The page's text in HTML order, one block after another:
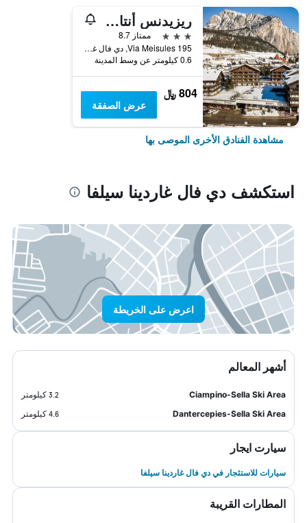
ريزيدنس أنتاريس
3 نجوم
ممتاز 8.7
Via Meisules 195, دي فال غاردينا سيلفا, ألتو أديجي, إيطاليا
0.6 كيلومتر عن وسط المدينة
804 ﷼
عرض الصفقة
مشاهدة الفنادق الأخرى الموصى بها
استكشف دي فال غاردينا سيلفا
اعرض على الخريطة
أشهر المعالم
Ciampino-Sella Ski Area
3.2 كيلومتر
Dantercepies-Sella Ski Area
4.6 كيلومتر
سيارت ايجار
سيارات للاستئجار في دي فال غاردينا سيلفا
المطارات القريبة